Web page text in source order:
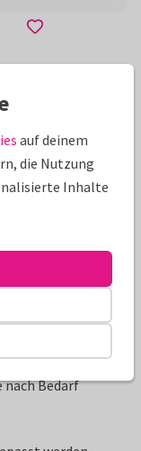
Rosenmuster in
Bedarf
auf deinem
die Nutzung
Inhalte